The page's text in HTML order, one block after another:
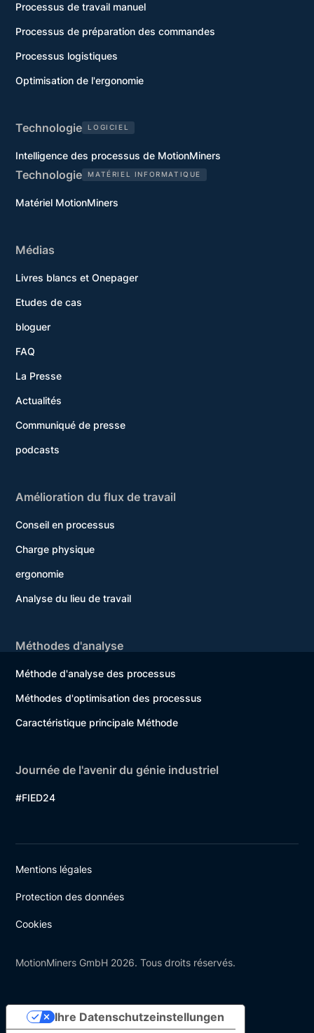
Processus de travail manuel
Processus de préparation des commandes
Processus logistiques
Optimisation de l'ergonomie
Technologie LOGICIEL
Intelligence des processus de MotionMiners
Technologie MATÉRIEL INFORMATIQUE
Matériel MotionMiners
Médias
Livres blancs et Onepager
Etudes de cas
bloguer
FAQ
La Presse
Actualités
Communiqué de presse
podcasts
Amélioration du flux de travail
Conseil en processus
Charge physique
ergonomie
Analyse du lieu de travail
Méthodes d'analyse
Méthode d'analyse des processus
Méthodes d'optimisation des processus
Caractéristique principale Méthode
Journée de l'avenir du génie industriel
#FIED24
MotionMiners GmbH 2026. Tous droits réservés.
Mentions légales
Protection des données
Cookies
Ihre Datenschutzeinstellungen